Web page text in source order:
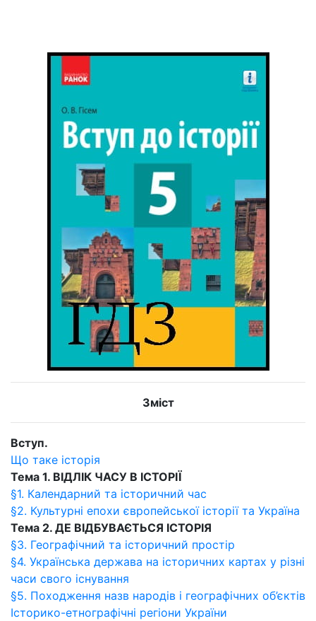
Зміст
Вступ.
Що таке історія
Тема 1. ВІДЛІК ЧАСУ В ІСТОРІЇ
§1. Календарний та історичний час
§2. Культурні епохи європейської історії та Україна
Тема 2. ДЕ ВІДБУВАЄТЬСЯ ІСТОРІЯ
§3. Географічний та історичний простір
§4. Українська держава на історичних картах у різні
часи свого існування
§5. Походження назв народів і географічних об’єктів
Історико-етнографічні регіони України